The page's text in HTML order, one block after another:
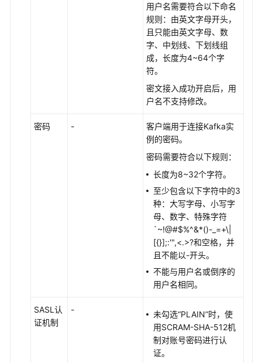
用户名需要符合以下命名
规则：由英文字母开头，
且只能由英文字母、数
字、中划线、下划线组
成，长度为4~64个字
符。
密文接入成功开启后，用
户名不支持修改。
密码 -
客户端用于连接Kafka实
例的密码。
密码需要符合以下规则：
长度为8~32个字符。
至少包含以下字符中的3
种：大写字母、小写字
母、数字、特殊字符
`~!@#$%^&*()-_=+\|
[{}];:'",<.>?和空格，并
且不能以-开头。
不能与用户名或倒序的
用户名相同。
SASL认
证机制
-
未勾选“PLAIN”时，使
用SCRAM-SHA-512机
制对账号密码进行认
证。